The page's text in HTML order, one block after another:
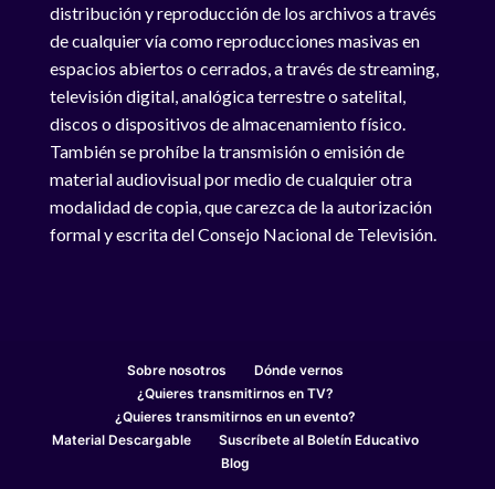
distribución y reproducción de los archivos a través
de cualquier vía como reproducciones masivas en
espacios abiertos o cerrados, a través de streaming,
televisión digital, analógica terrestre o satelital,
discos o dispositivos de almacenamiento físico.
También se prohíbe la transmisión o emisión de
material audiovisual por medio de cualquier otra
modalidad de copia, que carezca de la autorización
formal y escrita del Consejo Nacional de Televisión.
Sobre nosotros
Dónde vernos
¿Quieres transmitirnos en TV?
¿Quieres transmitirnos en un evento?
Material Descargable
Suscríbete al Boletín Educativo
Blog